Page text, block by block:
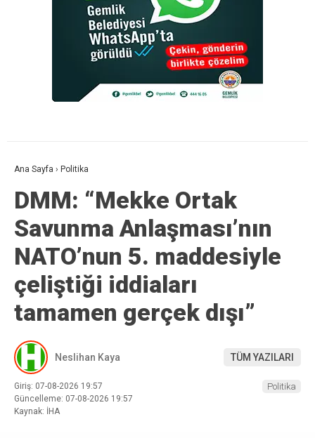
Ana Sayfa › Politika
DMM: “Mekke Ortak
Savunma Anlaşması’nın
NATO’nun 5. maddesiyle
çeliştiği iddiaları
tamamen gerçek dışı”
Neslihan Kaya TÜM YAZILARI
Giriş: 07-08-2026 19:57
Güncelleme: 07-08-2026 19:57
Kaynak: İHA
Politika